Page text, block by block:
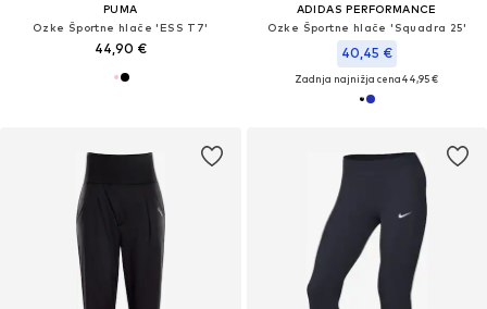
PUMA
Ozke Športne hlače 'ESS T7'
44,90 €
ADIDAS PERFORMANCE
Ozke Športne hlače 'Squadra 25'
40,45 €
Zadnja najnižja cena44,95 €